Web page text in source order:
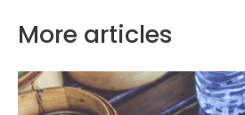
More articles